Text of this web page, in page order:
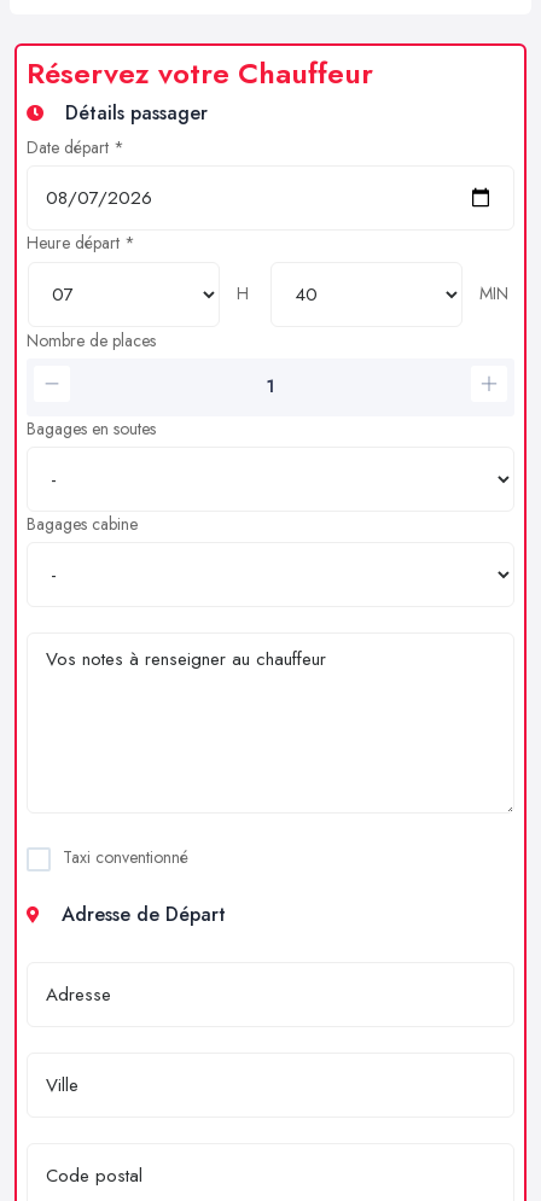
Réservez votre Chauffeur
Détails passager
Date départ *
Heure départ *
H
MIN
Nombre de places
Bagages en soutes
Bagages cabine
Taxi conventionné
Adresse de Départ